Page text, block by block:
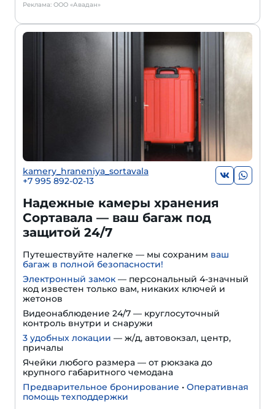
Реклама: ООО «Авадан»
kamery_hraneniya_sortavala
+7 995 892-02-13
Надежные камеры хранения
Сортавала — ваш багаж под
защитой 24/7
Путешествуйте налегке — мы сохраним ваш
багаж в полной безопасности!
Электронный замок — персональный 4-значный
код известен только вам, никаких ключей и
жетонов
Видеонаблюдение 24/7 — круглосуточный
контроль внутри и снаружи
3 удобных локации — ж/д, автовокзал, центр,
причалы
Ячейки любого размера — от рюкзака до
крупного габаритного чемодана
Предварительное бронирование • Оперативная
помощь техподдержки